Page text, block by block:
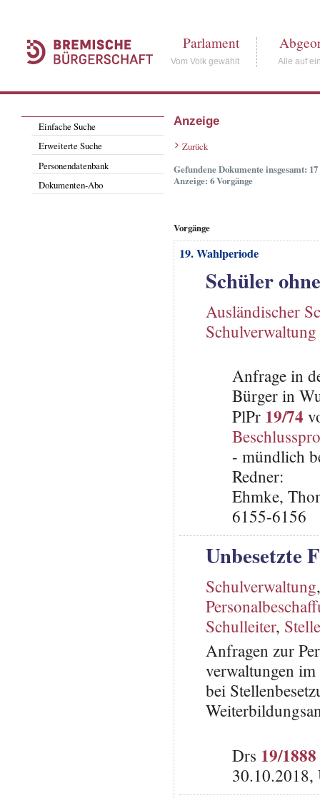
Parlament
Vom Volk gewählt Alle auf
Einfache Suche
Erweiterte Suche
Personendatenbank
Dokumenten-Abo
Anzeige
Zurück
Gefundene Dokumente insgesamt: 17
Anzeige: 6 Vorgänge
Vorgänge
19. Wahlperiode
Schüler
Ausländischer
Schulverwaltung
Anfrage in
Bürger in
PlPr 19/74
- mündlich
Redner:
Ehmke,
6155-6156
Unbesetzte
Schulverwaltung
Schulleiter,
Anfragen zur
verwaltungen
bei
Drs 19/1888
30.10.2018,